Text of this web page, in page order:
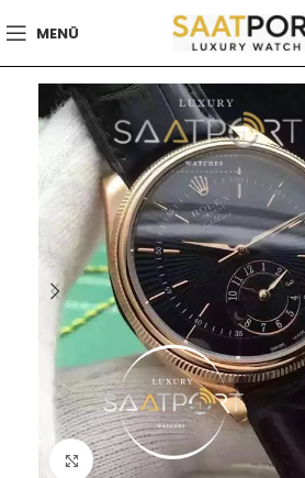
MENÜ
Büyütmek için tıklayın